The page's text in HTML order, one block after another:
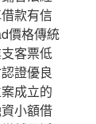
款有信
價格傳統
客票低
證優良
成立的
小額借